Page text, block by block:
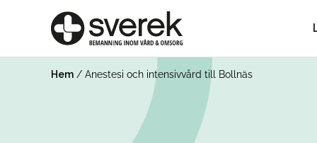
Hem / Anestesi och intensivvård till Bollnäs